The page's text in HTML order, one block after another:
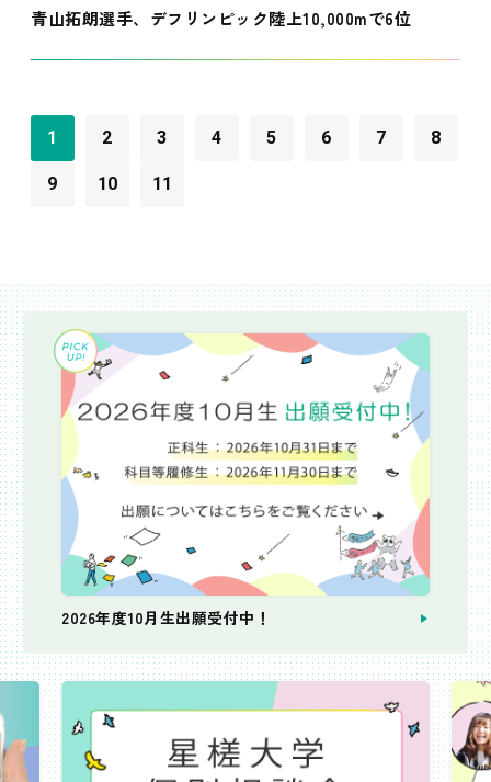
青山拓朗選手、デフリンピック陸上10,000mで6位
1 2 3 4 5 6 7 8
9 10 11
2026年度10月生出願受付中！